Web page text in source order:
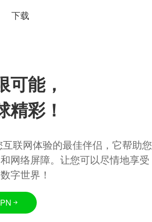
下载
可能，
精彩！
联网体验的最佳伴侣，它帮助您
网络屏障。让您可以尽情地享受
字世界！